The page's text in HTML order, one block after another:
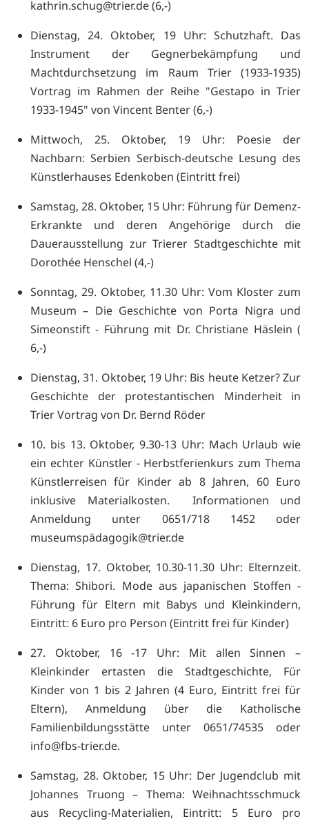
kathrin.schug@trier.de (6,-)
Dienstag, 24. Oktober, 19 Uhr: Schutzhaft. Das
Instrument der Gegnerbekämpfung und
Machtdurchsetzung im Raum Trier (1933-1935)
Vortrag im Rahmen der Reihe "Gestapo in Trier
1933-1945" von Vincent Benter (6,-)
Mittwoch, 25. Oktober, 19 Uhr: Poesie der
Nachbarn: Serbien Serbisch-deutsche Lesung des
Künstlerhauses Edenkoben (Eintritt frei)
Samstag, 28. Oktober, 15 Uhr: Führung für Demenz-
Erkrankte und deren Angehörige durch die
Dauerausstellung zur Trierer Stadtgeschichte mit
Dorothée Henschel (4,-)
Sonntag, 29. Oktober, 11.30 Uhr: Vom Kloster zum
Museum – Die Geschichte von Porta Nigra und
Simeonstift - Führung mit Dr. Christiane Häslein (
6,-)
Dienstag, 31. Oktober, 19 Uhr: Bis heute Ketzer? Zur
Geschichte der protestantischen Minderheit in
Trier Vortrag von Dr. Bernd Röder
10. bis 13. Oktober, 9.30-13 Uhr: Mach Urlaub wie
ein echter Künstler - Herbstferienkurs zum Thema
Künstlerreisen für Kinder ab 8 Jahren, 60 Euro
inklusive Materialkosten. Informationen und
Anmeldung unter 0651/718 1452 oder
museumspädagogik@trier.de
Dienstag, 17. Oktober, 10.30-11.30 Uhr: Elternzeit.
Thema: Shibori. Mode aus japanischen Stoffen -
Führung für Eltern mit Babys und Kleinkindern,
Eintritt: 6 Euro pro Person (Eintritt frei für Kinder)
27. Oktober, 16 -17 Uhr: Mit allen Sinnen –
Kleinkinder ertasten die Stadtgeschichte, Für
Kinder von 1 bis 2 Jahren (4 Euro, Eintritt frei für
Eltern), Anmeldung über die Katholische
Familienbildungsstätte unter 0651/74535 oder
info@fbs-trier.de.
Samstag, 28. Oktober, 15 Uhr: Der Jugendclub mit
Johannes Truong – Thema: Weihnachtsschmuck
aus Recycling-Materialien, Eintritt: 5 Euro pro